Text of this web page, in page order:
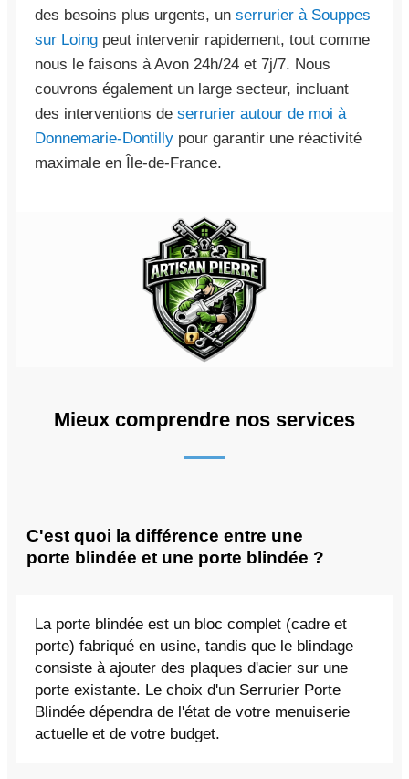
des besoins plus urgents, un serrurier à Souppes
sur Loing peut intervenir rapidement, tout comme
nous le faisons à Avon 24h/24 et 7j/7. Nous
couvrons également un large secteur, incluant
des interventions de serrurier autour de moi à
Donnemarie-Dontilly pour garantir une réactivité
maximale en Île-de-France.
Mieux comprendre nos services
C'est quoi la différence entre une
porte blindée et une porte blindée ?
La porte blindée est un bloc complet (cadre et
porte) fabriqué en usine, tandis que le blindage
consiste à ajouter des plaques d'acier sur une
porte existante. Le choix d'un Serrurier Porte
Blindée dépendra de l'état de votre menuiserie
actuelle et de votre budget.